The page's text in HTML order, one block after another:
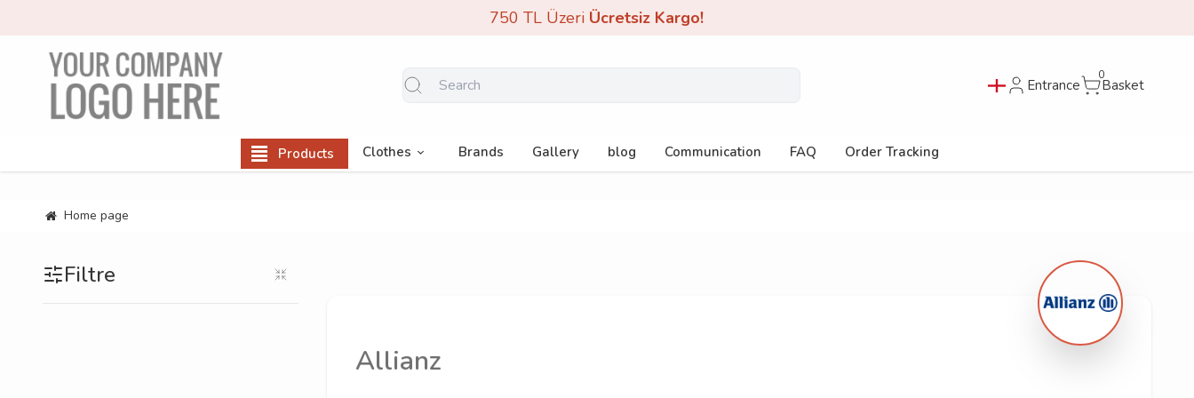
750 TL Üzeri Ücretsiz Kargo!
Entrance
0
Basket
Products Clothes Brands Gallery blog Communication FAQ Order Tracking
Home page
Filtre
Allianz